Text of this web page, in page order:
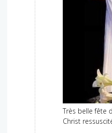
Très belle fête
Christ